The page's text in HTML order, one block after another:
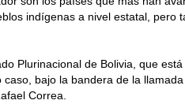
indígenas a nivel estatal, pero
Plurinacional de Bolivia, que
bajo la bandera de la
Correa.